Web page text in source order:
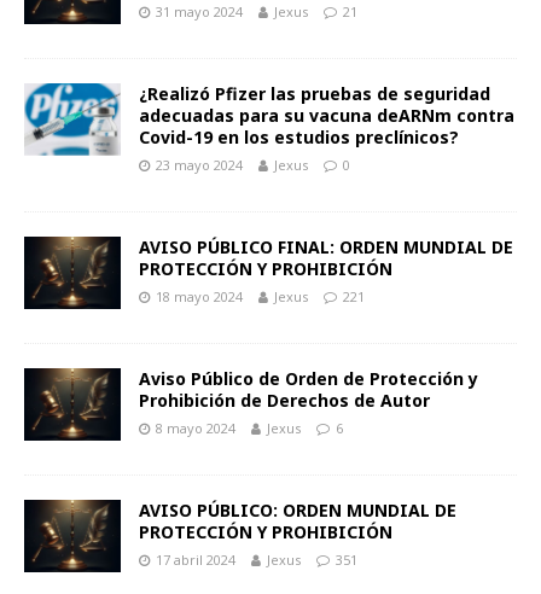
31 mayo 2024 Jexus 21
¿Realizó Pfizer las pruebas de seguridad
adecuadas para su vacuna deARNm contra
Covid-19 en los estudios preclínicos?
23 mayo 2024 Jexus 0
AVISO PÚBLICO FINAL: ORDEN MUNDIAL DE
PROTECCIÓN Y PROHIBICIÓN
18 mayo 2024 Jexus 221
Aviso Público de Orden de Protección y
Prohibición de Derechos de Autor
8 mayo 2024 Jexus 6
AVISO PÚBLICO: ORDEN MUNDIAL DE
PROTECCIÓN Y PROHIBICIÓN
17 abril 2024 Jexus 351